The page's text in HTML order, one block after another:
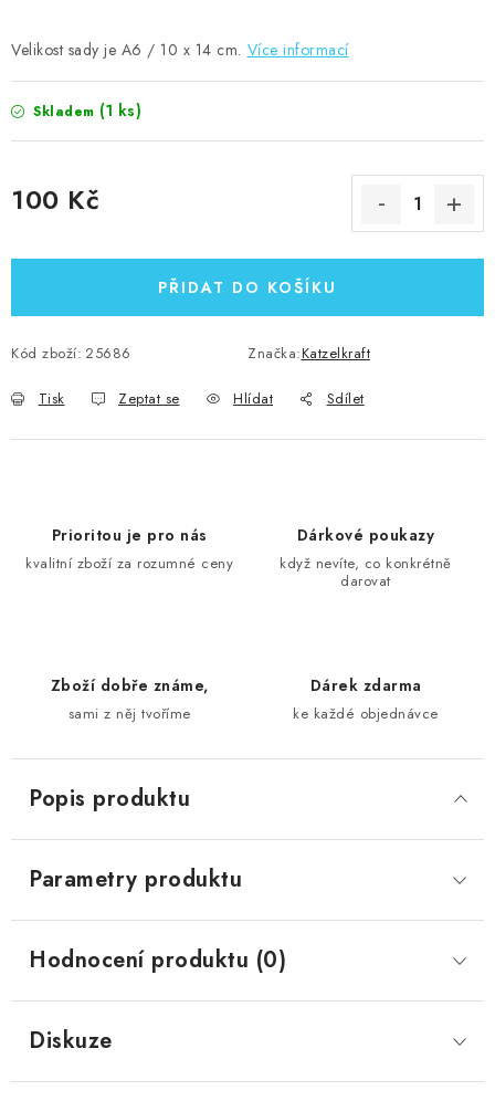
Velikost sady je A6 / 10 x 14 cm. Více informací
Skladem (1 ks)
100 Kč
PŘIDAT DO KOŠÍKU
Kód zboží: 25686 Značka:Katzelkraft
Tisk Zeptat se Hlídat Sdílet
Prioritou je pro nás
kvalitní zboží za rozumné ceny
Dárkové poukazy
když nevíte, co konkrétně
darovat
Zboží dobře známe,
sami z něj tvoříme
Dárek zdarma
ke každé objednávce
Popis produktu
Parametry produktu
Hodnocení produktu (0)
Diskuze